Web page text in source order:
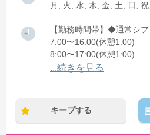
月, 火, 水, 木, 金, 土, 日,
【勤務時間帯】◆通常シ
7:00〜16:00(休憩1:00)
8:00〜17:00(休憩1:00)
12:00〜21:00(休憩1:00)
...続きを見る
キープする